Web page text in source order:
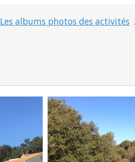
Les albums photos des activités